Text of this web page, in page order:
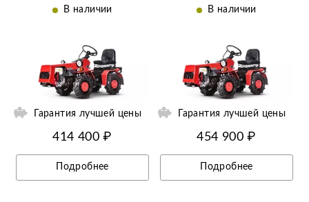
В наличии
Гарантия лучшей цены
414 400 ₽
Подробнее
В наличии
Ещё 12 фотографий
Гарантия лучшей цены
454 900 ₽
Подробнее